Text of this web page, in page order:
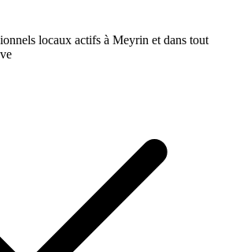
locaux actifs à Meyrin et dans tout